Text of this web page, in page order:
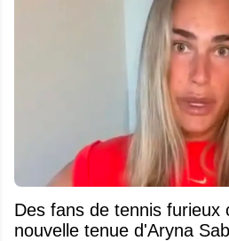
Des fans de tennis furieux
nouvelle tenue d'Aryna